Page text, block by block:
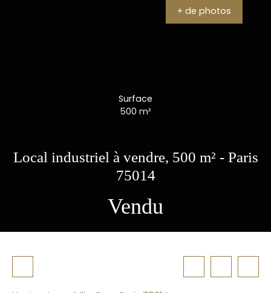
+ de photos
Surface
500 m²
Local industriel à vendre, 500 m² - Paris
75014
Vendu